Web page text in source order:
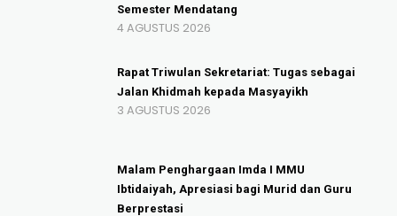
Semester Mendatang
4 AGUSTUS 2026
Rapat Triwulan Sekretariat: Tugas sebagai
Jalan Khidmah kepada Masyayikh
3 AGUSTUS 2026
Malam Penghargaan Imda I MMU
Ibtidaiyah, Apresiasi bagi Murid dan Guru
Berprestasi